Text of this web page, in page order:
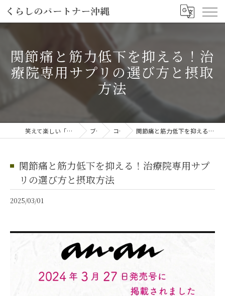
関節痛と筋力低下を抑える！治
療院専用サプリの選び方と摂取
方法
笑えて楽しい「笑える介護予防体操教室」 ブログ コラム 関節痛と筋力低下を抑える！治療院専用サプリの選び方と摂取方法
関節痛と筋力低下を抑える！治療院専用サプ
リの選び方と摂取方法
2025/03/01